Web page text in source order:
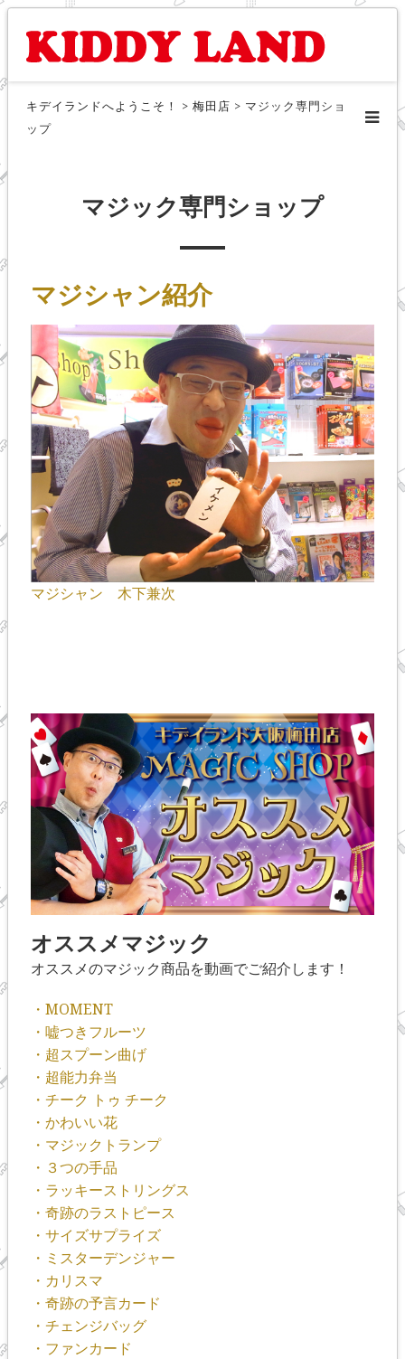
キデイランドへようこそ！ > 梅田店 > マジック専門ショ
ップ
マジック専門ショップ
マジシャン紹介
マジシャン 木下兼次
オススメマジック
オススメのマジック商品を動画でご紹介します！
・MOMENT
・嘘つきフルーツ
・超スプーン曲げ
・超能力弁当
・チーク トゥ チーク
・かわいい花
・マジックトランプ
・３つの手品
・ラッキーストリングス
・奇跡のラストピース
・サイズサプライズ
・ミスターデンジャー
・カリスマ
・奇跡の予言カード
・チェンジバッグ
・ファンカード